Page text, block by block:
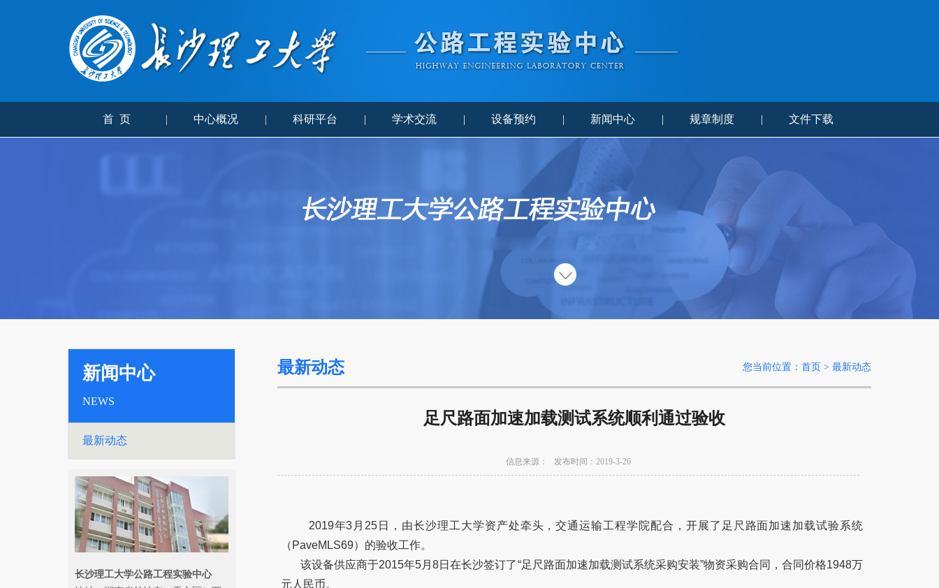
首 页 | 中心概况 | 科研平台 | 学术交流 | 设备预约 | 新闻中心 | 规章制度 | 文件下载
新闻中心
NEWS
最新动态
长沙理工大学公路工程实验中心
最新动态 您当前位置：首页 > 最新动态
足尺路面加速加载测试系统顺利通过验收
信息来源： 发布时间：2019-3-26
2019年3 月 25 日，由长沙理工大学资产处牵头，交通运输工程学院配合，开展了足尺路面加速加载试验系统
（ PaveMLS69）的验收工作。
该设备供应商于2015年5月8日在长沙签订了“足尺路面加速加载测试系统采购安装”物资采购合同，合同价格1948万
元人民币。